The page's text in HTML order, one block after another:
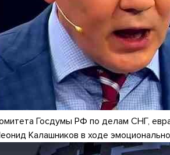
Госдумы РФ по делам СНГ,
Калашников в ходе